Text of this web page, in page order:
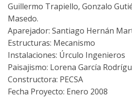
Guillermo Trapiello, Gonzalo
Masedo.
Aparejador: Santiago Hernán
Estructuras: Mecanismo
Instalaciones: Úrculo Ingenieros
Paisajismo: Lorena García
Constructora: PECSA
Fecha Proyecto: Enero 2008